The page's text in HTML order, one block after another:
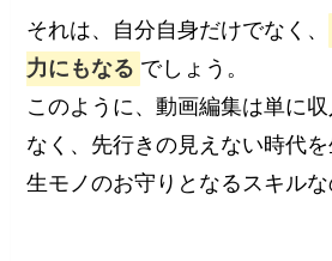
それは、自分自身だけでなく、
力にもなる でしょう。
このように、動画編集は単に
なく、先行きの見えない時代
生モノのお守りとなるスキルな